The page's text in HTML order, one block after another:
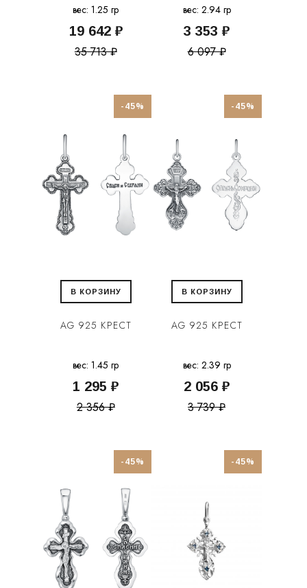
вес: 1.25 гр
19 642 ₽
35 713 ₽
вес: 2.94 гр
3 353 ₽
6 097 ₽
-45%
В КОРЗИНУ
AG 925 КРЕСТ
вес: 1.45 гр
1 295 ₽
2 356 ₽
-45%
В КОРЗИНУ
AG 925 КРЕСТ
вес: 2.39 гр
2 056 ₽
3 739 ₽
-45% -45%